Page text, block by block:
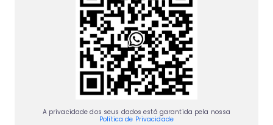
A privacidade dos seus dados está garantida pela nossa
Política de Privacidade